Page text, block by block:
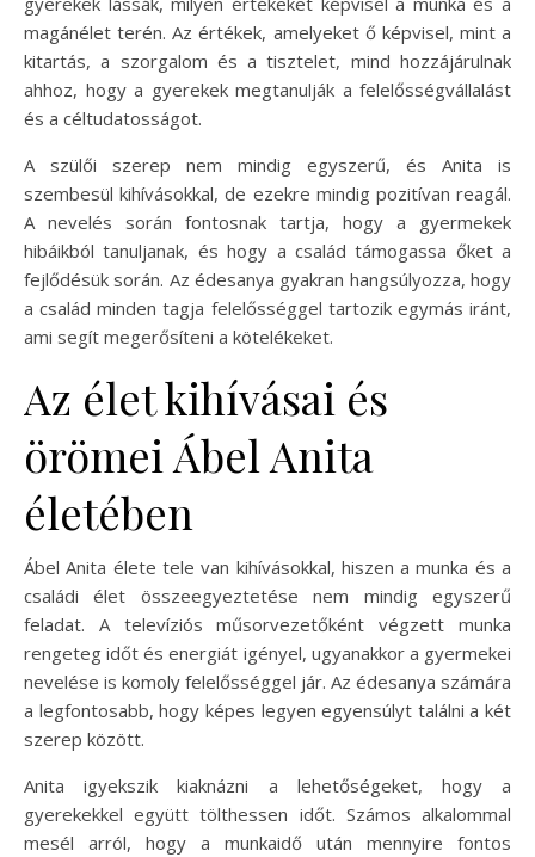
magánélet terén. Az értékek, amelyeket ő képvisel, mint a
kitartás, a szorgalom és a tisztelet, mind hozzájárulnak
ahhoz, hogy a gyerekek megtanulják a felelősségvállalást
és a céltudatosságot.
A szülői szerep nem mindig egyszerű, és Anita is
szembesül kihívásokkal, de ezekre mindig pozitívan reagál.
A nevelés során fontosnak tartja, hogy a gyermekek
hibáikból tanuljanak, és hogy a család támogassa őket a
fejlődésük során. Az édesanya gyakran hangsúlyozza, hogy
a család minden tagja felelősséggel tartozik egymás iránt,
ami segít megerősíteni a kötelékeket.
Az élet kihívásai és
örömei Ábel Anita
életében
Ábel Anita élete tele van kihívásokkal, hiszen a munka és a
családi élet összeegyeztetése nem mindig egyszerű
feladat. A televíziós műsorvezetőként végzett munka
rengeteg időt és energiát igényel, ugyanakkor a gyermekei
nevelése is komoly felelősséggel jár. Az édesanya számára
a legfontosabb, hogy képes legyen egyensúlyt találni a két
szerep között.
Anita igyekszik kiaknázni a lehetőségeket, hogy a
gyerekekkel együtt tölthessen időt. Számos alkalommal
mesél arról, hogy a munkaidő után mennyire fontos